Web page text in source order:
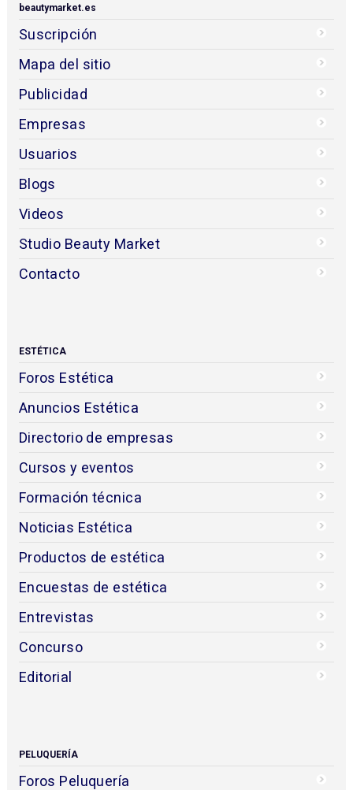
beautymarket.es
Suscripción
Mapa del sitio
Publicidad
Empresas
Usuarios
Blogs
Videos
Studio Beauty Market
Contacto
ESTÉTICA
Foros Estética
Anuncios Estética
Directorio de empresas
Cursos y eventos
Formación técnica
Noticias Estética
Productos de estética
Encuestas de estética
Entrevistas
Concurso
Editorial
PELUQUERÍA
Foros Peluquería